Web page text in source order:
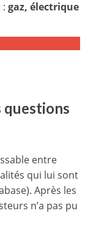
gaz, électrique
questions
entre
qui lui sont
Après les
n’a pas pu